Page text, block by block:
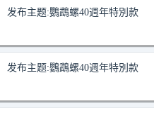
发布主题:鸚鵡螺40週年特別款
发布主题:鸚鵡螺40週年特別款